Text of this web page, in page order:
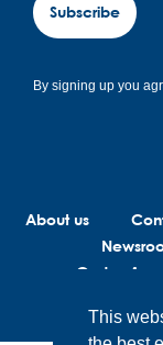
Subscribe
By signing up you
About us
Code of
This